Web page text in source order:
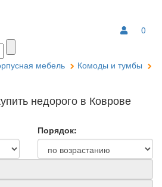
0
мебель
Комоды и тумбы
недорого в Коврове
Порядок: